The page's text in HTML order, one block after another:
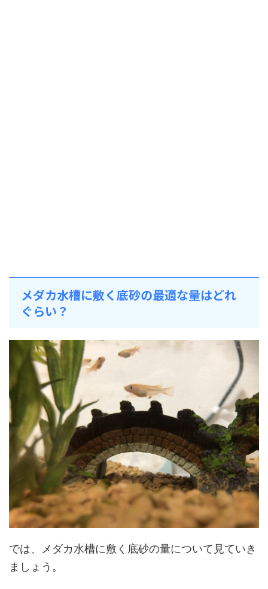
メダカ水槽に敷く底砂の最適な量はどれ
ぐらい？
では、メダカ水槽に敷く底砂の量について見ていき
ましょう。